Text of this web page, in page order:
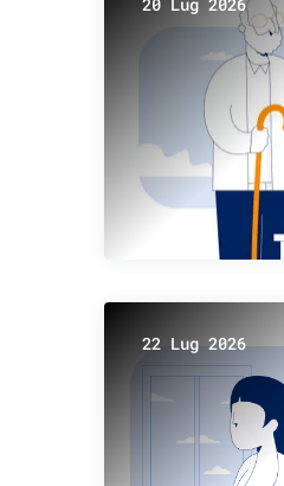
22 Lug 2026